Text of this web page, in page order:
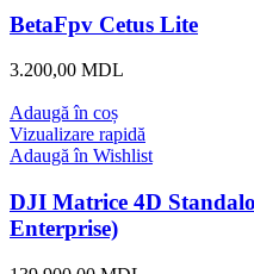
BetaFpv Cetus Lite
3.200,00 MDL
Adaugă în coș
Vizualizare rapidă
Adaugă în Wishlist
DJI Matrice 4D
Enterprise)